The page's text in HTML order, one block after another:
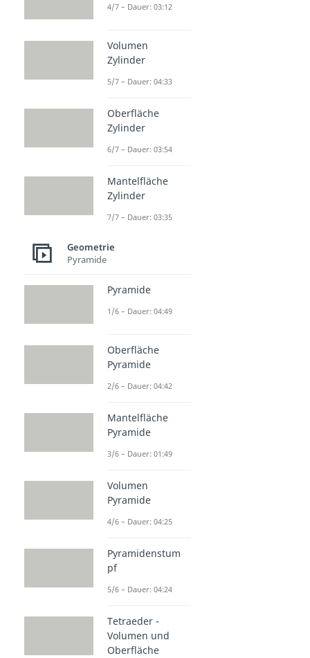
4/7 – Dauer: 03:12
Volumen
Zylinder
5/7 – Dauer: 04:33
Oberfläche
Zylinder
6/7 – Dauer: 03:54
Mantelfläche
Zylinder
7/7 – Dauer: 03:35
Geometrie
Pyramide
Pyramide
1/6 – Dauer: 04:49
Oberfläche
Pyramide
2/6 – Dauer: 04:42
Mantelfläche
Pyramide
3/6 – Dauer: 01:49
Volumen
Pyramide
4/6 – Dauer: 04:25
Pyramidenstum
pf
5/6 – Dauer: 04:24
Tetraeder -
Volumen und
Oberfläche